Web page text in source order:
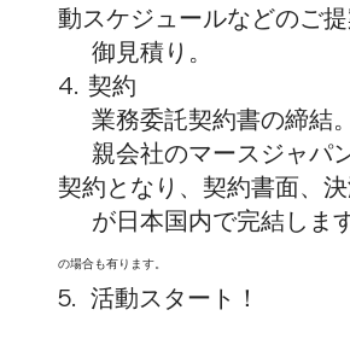
動スケジュールなどのご
御見積り。
4. 契約
業務委託契約書の締結。
親会社のマースジャパ
契約となり、契約書面、
が日本国内で完結します
の場合も有ります。
5. 活動スタート！